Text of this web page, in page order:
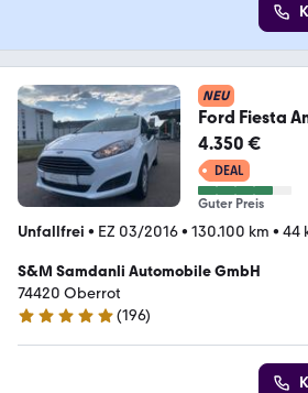
NEU
Ford Fiesta
E
4.350 €
DEAL
Guter Preis
Unfallfrei • EZ 03/2016• 130.100 km • 44
S&M Samdanli Automobile GmbH
74420 Oberrot
5 Sterne
(196)